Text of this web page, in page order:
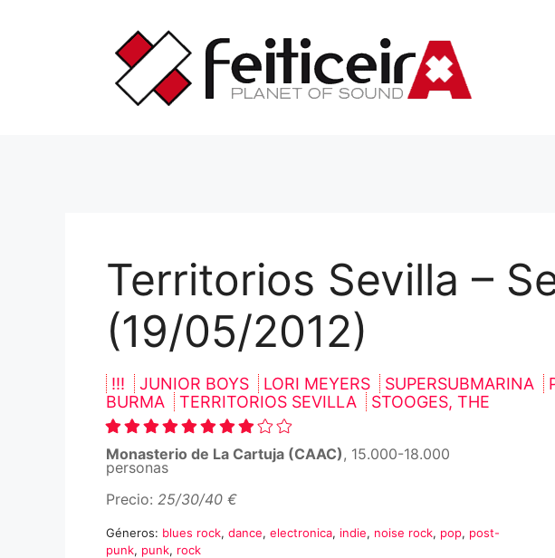
Territorios Sevilla –
(19/05/2012)
!!! JUNIOR BOYS LORI MEYERS SUPERSUBMARINA
BURMA
TERRITORIOS SEVILLA STOOGES, THE
Monasterio de La Cartuja (CAAC), 15.000-18.000
personas
Precio: 25/30/40 €
Géneros: blues rock, dance, electronica, indie, noise rock, pop, post-
punk, punk, rock